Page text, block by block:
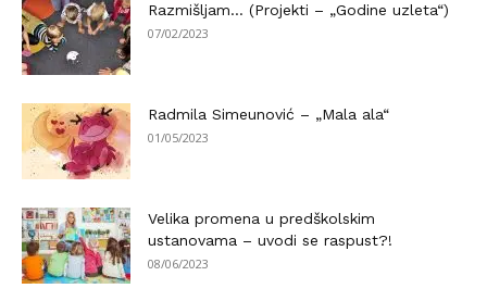
Razmišljam… (Projekti – „Godine uzleta“)
07/02/2023
Radmila Simeunović – „Mala ala“
01/05/2023
Velika promena u predškolskim
ustanovama – uvodi se raspust?!
08/06/2023